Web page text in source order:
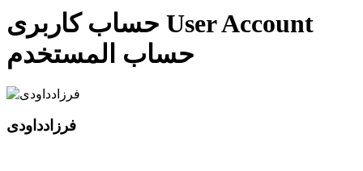
حساب کاربری User Account
حساب المستخدم
فرزادداودی